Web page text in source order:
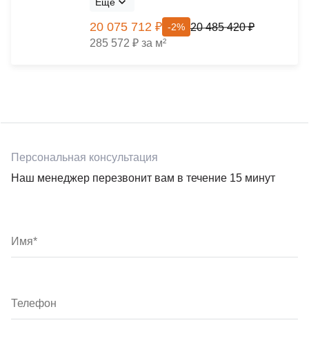
20 075 712 ₽ -2% 20 485 420 ₽
285 572 ₽ за м²
Персональная консультация
Наш менеджер перезвонит вам в течение 15 минут